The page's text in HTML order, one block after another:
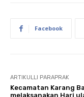
Facebook
ARTIKULLI PARAPRAK
Kecamatan Karang
melaksanakan Hari